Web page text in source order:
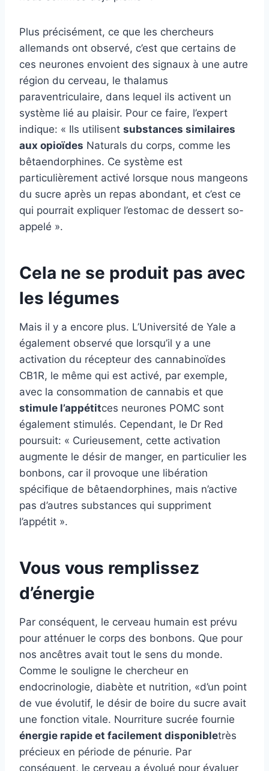
Plus précisément, ce que les chercheurs
allemands ont observé, c’est que certains de
ces neurones envoient des signaux à une autre
région du cerveau, le thalamus
paraventriculaire, dans lequel ils activent un
système lié au plaisir. Pour ce faire, l’expert
indique: « Ils utilisent substances similaires
aux opioïdes Naturals du corps, comme les
bêtaendorphines. Ce système est
particulièrement activé lorsque nous mangeons
du sucre après un repas abondant, et c’est ce
qui pourrait expliquer l’estomac de dessert so-
appelé ».
Cela ne se produit pas avec
les légumes
Mais il y a encore plus. L’Université de Yale a
également observé que lorsqu’il y a une
activation du récepteur des cannabinoïdes
CB1R, le même qui est activé, par exemple,
avec la consommation de cannabis et que
stimule l’appétitces neurones POMC sont
également stimulés. Cependant, le Dr Red
poursuit: « Curieusement, cette activation
augmente le désir de manger, en particulier les
bonbons, car il provoque une libération
spécifique de bêtaendorphines, mais n’active
pas d’autres substances qui suppriment
l’appétit ».
Vous vous remplissez
d’énergie
Par conséquent, le cerveau humain est prévu
pour atténuer le corps des bonbons. Que pour
nos ancêtres avait tout le sens du monde.
Comme le souligne le chercheur en
endocrinologie, diabète et nutrition, «d’un point
de vue évolutif, le désir de boire du sucre avait
une fonction vitale. Nourriture sucrée fournie
énergie rapide et facilement disponibletrès
précieux en période de pénurie. Par
conséquent, le cerveau a évolué pour évaluer